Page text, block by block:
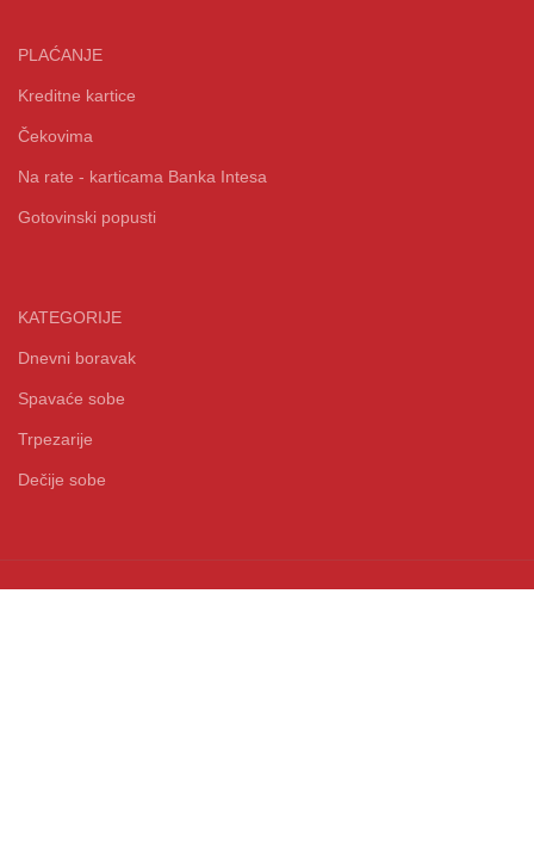
PLAĆANJE
Kreditne kartice
Čekovima
Na rate - karticama Banka Intesa
Gotovinski popusti
KATEGORIJE
Dnevni boravak
Spavaće sobe
Trpezarije
Dečije sobe